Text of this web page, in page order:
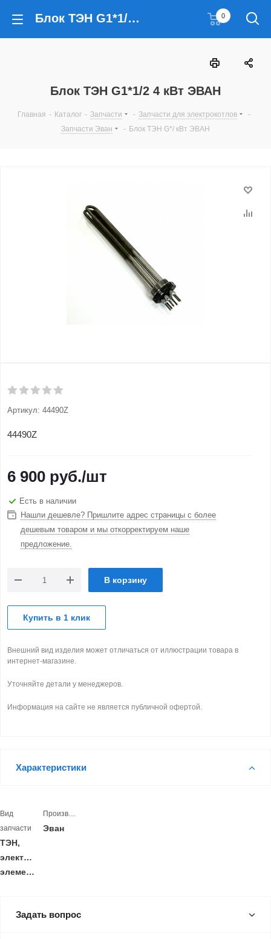
Блок ТЭН G1*1/2 4 кВт ЭВАН 0
Блок ТЭН G1*1/2 4 кВт ЭВАН
Главная - Каталог - Запчасти - Запчасти для электрокотлов
-
Запчасти Эван
- Блок ТЭН G*/ кВт ЭВАН
Артикул: 44490Z
44490Z
6 900 руб./шт
Есть в наличии
Нашли дешевле? Пришлите адрес страницы с более
дешевым товаром и мы откорректируем наше
предложение.
В корзину
Купить в 1 клик
Внешний вид изделия может отличаться от иллюстрации товара в
интернет-магазине.
Уточняйте детали у менеджеров.
Информация на сайте не является публичной офертой.
Характеристики
Вид
запчасти
ТЭН,
электронагревательный
элемент
Производитель
Эван
Задать вопрос